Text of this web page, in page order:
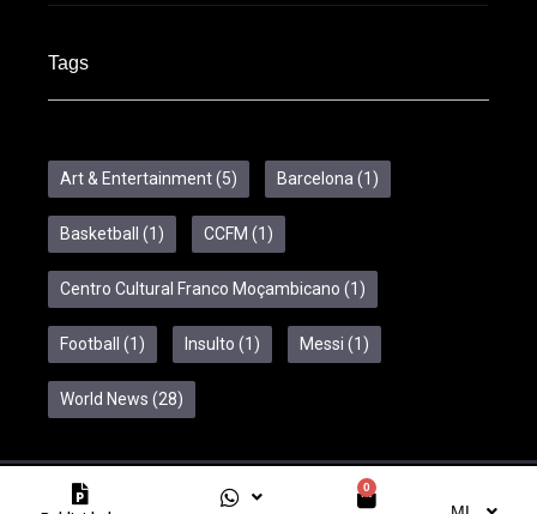
0
Tags
Art & Entertainment(5) Barcelona (1)
Basketball (1) CCFM (1)
Centro Cultural Franco Moçambicano (1)
Football (1) Insulto (1) Messi (1)
World News (28)
Copyright © 2024 Feelcom. All Rights Reserved.